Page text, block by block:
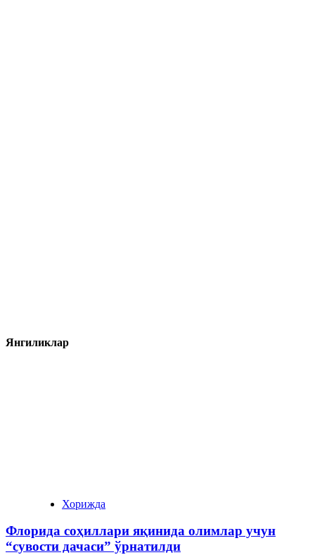
Янгиликлар
Хорижда
Флорида соҳиллари яқинида олимлар учун
“сувости дачаси” ўрнатилди